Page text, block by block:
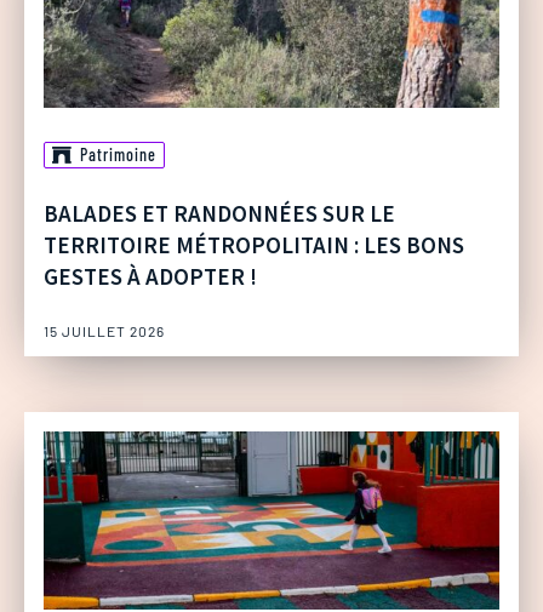
Patrimoine
BALADES ET RANDONNÉES SUR LE
TERRITOIRE MÉTROPOLITAIN : LES BONS
GESTES À ADOPTER !
15 JUILLET 2026